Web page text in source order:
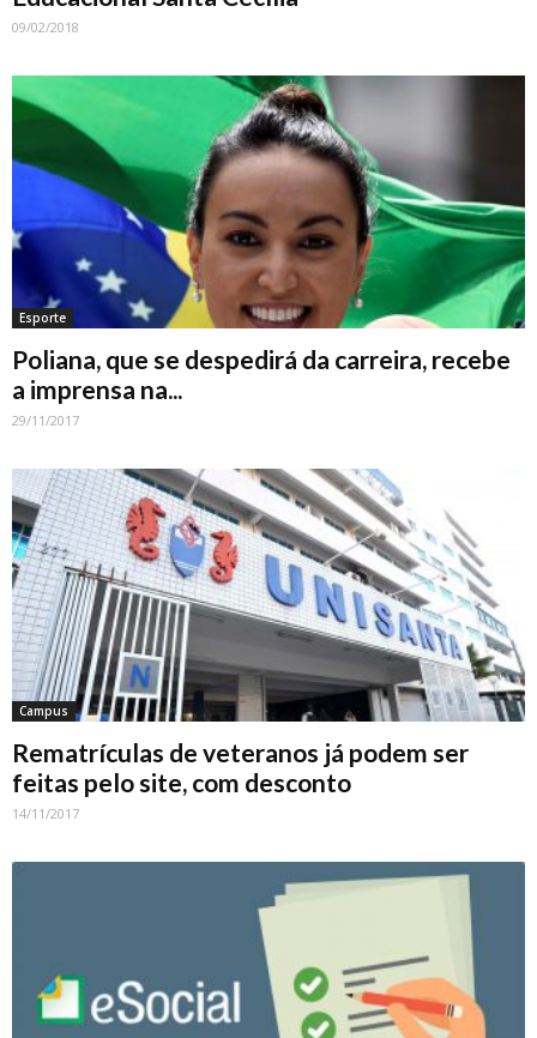
09/02/2018
Esporte
Poliana, que se despedirá da carreira, recebe
a imprensa na...
29/11/2017
Campus
Rematrículas de veteranos já podem ser
feitas pelo site, com desconto
14/11/2017